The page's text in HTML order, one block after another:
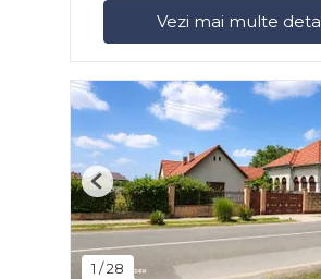
Vezi mai multe
1 /28
Previous